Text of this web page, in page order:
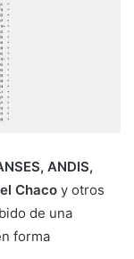
ANDIS,
Chaco y otros
de una
forma